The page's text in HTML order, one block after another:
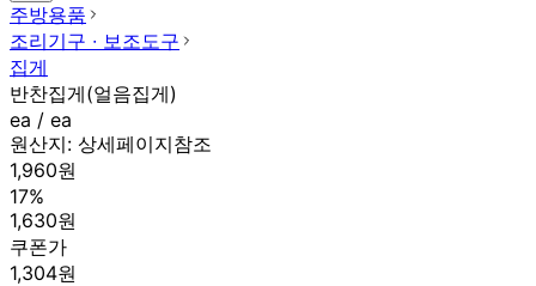
주방용품
조리기구 ∙ 보조도구
집게
반찬집게(얼음집게)
ea / ea
원산지: 상세페이지참조
1,960원
17%
1,630원
쿠폰가
1,304원